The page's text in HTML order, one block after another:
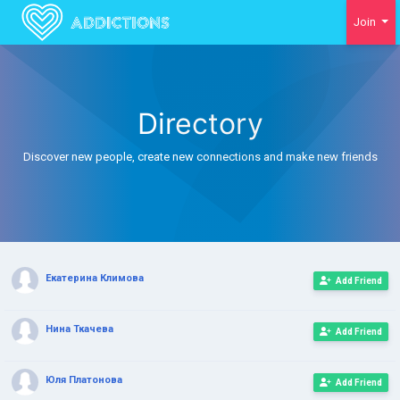
Join
Directory
Discover new people, create new connections and make new friends
Add Friend
Екатерина Климова
Add Friend
Нина Ткачева
Add Friend
Юля Платонова